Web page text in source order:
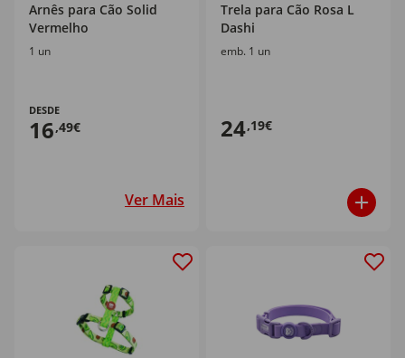
Arnês para Cão Solid
Vermelho
1 un
DESDE
16,49€
Ver Mais
Trela para Cão Rosa L
Dashi
emb. 1 un
24,19€